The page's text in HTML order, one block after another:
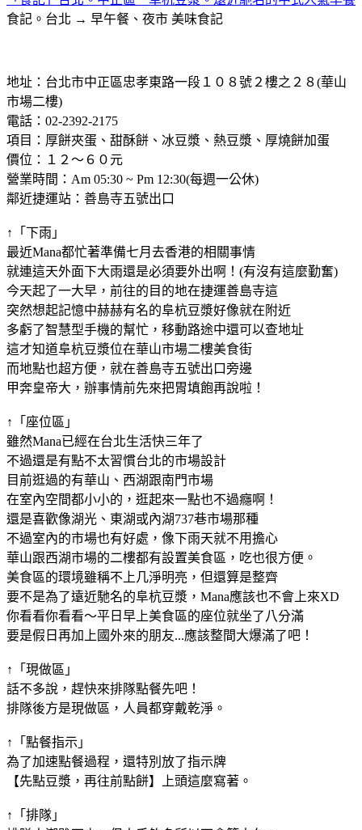
食記。台北 → 早午餐、夜市 美味食記
地址：台北市中正區忠孝東路一段１０８號２樓之２８(華山
市場二樓)
電話：02-2392-2175
項目：厚餅夾蛋、甜酥餅、冰豆漿、熱豆漿、厚燒餅加蛋
價位：１２～６０元
營業時間：Am 05:30 ~ Pm 12:30(每週一公休)
鄰近捷運站：善島寺五號出口
↑「下雨」
最近Mana都忙著準備七月去香港的相關事情
就連這天外面下大雨還是必須要外出啊！(有沒有這麼勤奮)
今天起了一大早，前往的目的地在捷運善島寺這
突然想起記憶中赫赫有名的阜杭豆漿好像就在附近
多虧了智慧型手機的幫忙，移動路途中還可以查地址
這才知道阜杭豆漿位在華山市場二樓美食街
而地點也超方便，就在善島寺五號出口旁邊
甲奔皇帝大，辦事情前先來把胃填飽再說啦！
↑「座位區」
雖然Mana已經在台北生活快三年了
不過還是有點不太習慣台北的市場設計
目前逛過的有華山、西湖跟南門市場
在室內空間都小小的，逛起來一點也不過癮啊！
還是喜歡像湖光、東湖或內湖737巷市場那種
不過室內的市場也有好處，像下雨天就不用擔心
華山跟西湖市場的二樓都有設置美食區，吃也很方便。
美食區的環境雖稱不上几淨明亮，但還算是整齊
要不是為了遠近馳名的阜杭豆漿，Mana應該也不會上來XD
你看看你看看～平日早上美食區的座位就坐了八分滿
要是假日再加上國外來的朋友...應該整間大爆滿了吧！
↑「現做區」
話不多說，趕快來排隊點餐先吧！
排隊後方是現做區，人員都穿戴乾淨。
↑「點餐指示」
為了加速點餐過程，還特別放了指示牌
【先點豆漿，再往前點餅】上頭這麼寫著。
↑「排隊」